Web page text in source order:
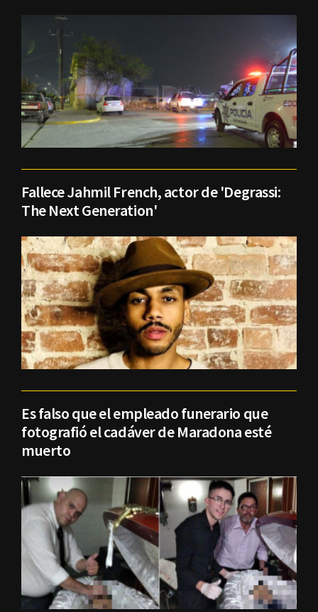
Fallece Jahmil French, actor de 'Degrassi:
The Next Generation'
Es falso que el empleado funerario que
fotografió el cadáver de Maradona esté
muerto